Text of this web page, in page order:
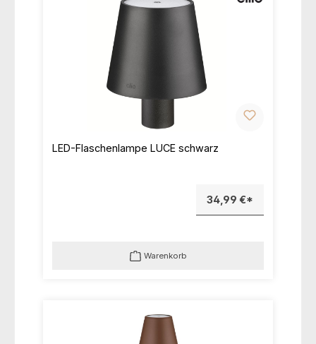
LED-Flaschenlampe LUCE schwarz
34,99 €*
Warenkorb